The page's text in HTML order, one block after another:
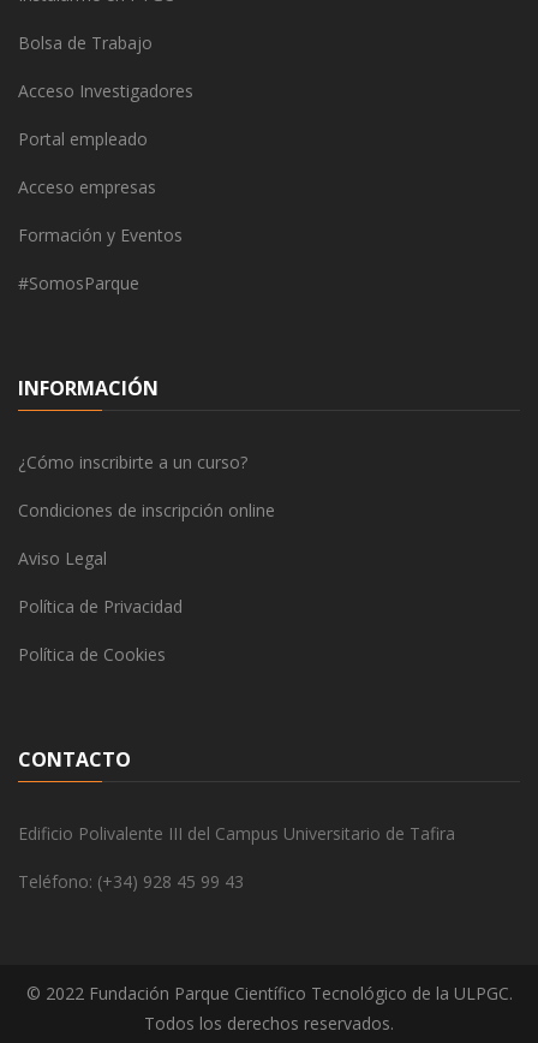
Bolsa de Trabajo
Acceso Investigadores
Portal empleado
Acceso empresas
Formación y Eventos
#SomosParque
INFORMACIÓN
¿Cómo inscribirte a un curso?
Condiciones de inscripción online
Aviso Legal
Política de Privacidad
Política de Cookies
CONTACTO
Edificio Polivalente III del Campus Universitario de Tafira
Teléfono: (+34) 928 45 99 43
© 2022 Fundación Parque Científico Tecnológico de la ULPGC.
Todos los derechos reservados.